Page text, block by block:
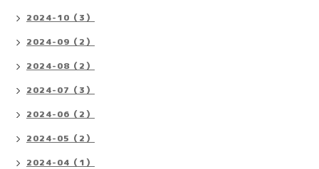
2024-10（3）
2024-09（2）
2024-08（2）
2024-07（3）
2024-06（2）
2024-05（2）
2024-04（1）